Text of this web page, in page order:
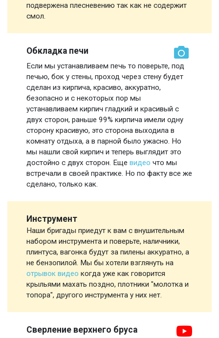
подвержена плесневению так как не содержит
смол.
Обкладка печи
Если мы устанавливаем печь то поверьте, под
печью, бок у стены, проход через стену будет
сделан из кирпича, красиво, аккуратно,
безопасно и с некоторых пор мы
устанавливаем кирпич гладкий и красивый с
двух сторон, раньше 99% кирпича имели одну
сторону красивую, это сторона выходила в
комнату отдыха, а в парной было ужасно. Но
мы нашли свой кирпич и теперь выглядит это
достойно с двух сторон. Еще видео что мы
встречали в своей практике. Но по факту все же
сделано, только как.
Инструмент
Наши бригады приедут к вам с внушительным
набором инструмента и поверьте, наличники,
плинтуса, вагонка будут за пилены аккуратно, а
не бензопилой. Мы бы хотели взглянуть на
отрывок видео когда уже как говорится
крыльями махать поздно, плотники "молотка и
топора", другого инструмента у них нет.
Сверление верхнего бруса